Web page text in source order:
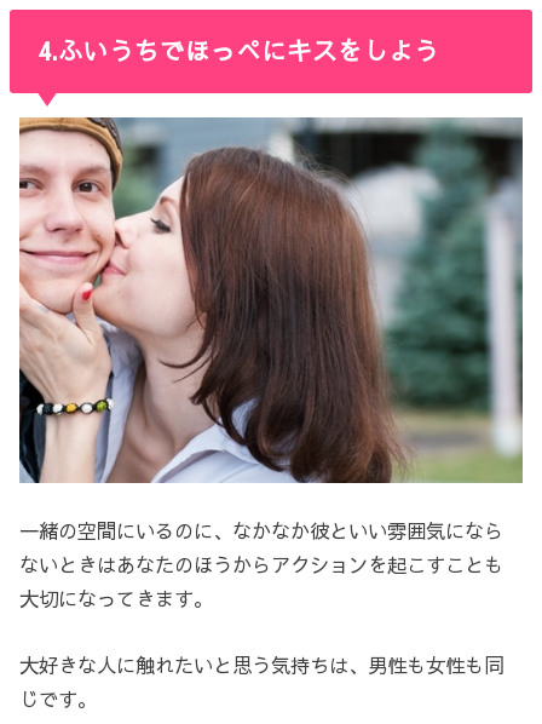
4.ふいうちでほっぺにキスをしよう
一緒の空間にいるのに、なかなか彼といい雰囲気になら
ないときはあなたのほうからアクションを起こすことも
大切になってきます。
大好きな人に触れたいと思う気持ちは、男性も女性も同
じです。